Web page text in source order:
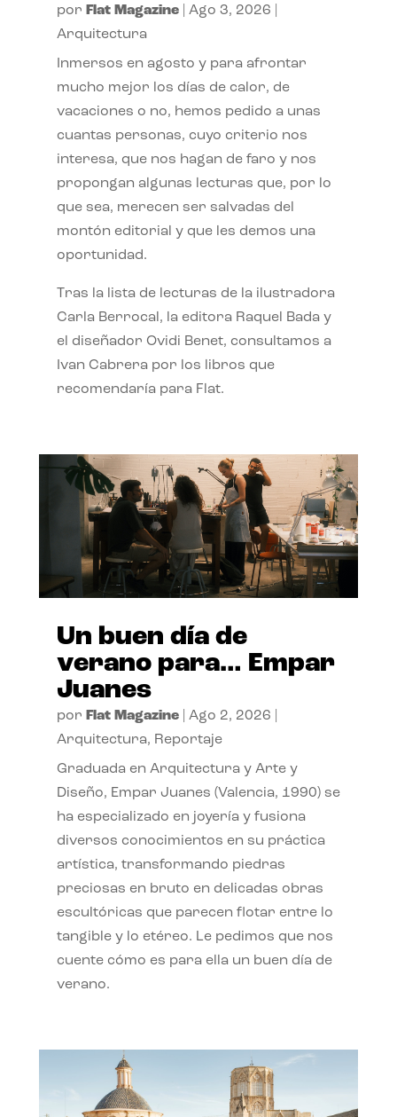
por Flat Magazine| Ago 3, 2026
Arquitectura
Inmersos en agosto y para afrontar
mucho mejor los días de calor, de
vacaciones o no, hemos pedido a unas
cuantas personas, cuyo criterio nos
interesa, que nos hagan de faro y nos
propongan algunas lecturas que, por lo
que sea, merecen ser salvadas del
montón editorial y que les demos una
oportunidad.
Tras la lista de lecturas de la ilustradora
Carla Berrocal, la editora Raquel Bada y
el diseñador Ovidi Benet, consultamos a
Ivan Cabrera por los libros que
recomendaría para Flat.
Un buen día de
verano para… Empar
Juanes
por Flat Magazine| Ago 2, 2026
Arquitectura, Reportaje
Graduada en Arquitectura y Arte y
Diseño, Empar Juanes (Valencia, 1990) se
ha especializado en joyería y fusiona
diversos conocimientos en su práctica
artística, transformando piedras
preciosas en bruto en delicadas obras
escultóricas que parecen flotar entre lo
tangible y lo etéreo. Le pedimos que nos
cuente cómo es para ella un buen día de
verano.